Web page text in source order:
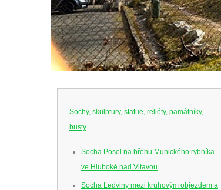
Sochy, skulptury, statue, reliéfy, památníky,
busty
Socha Posel na břehu Munického rybníka
ve Hluboké nad Vltavou
Socha Ledviny mezi kruhovým objezdem a